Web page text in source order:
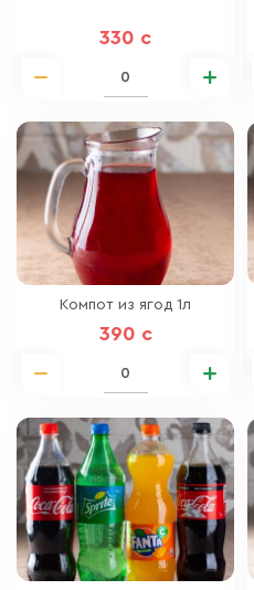
330 c
Компот из ягод 1л
390 c